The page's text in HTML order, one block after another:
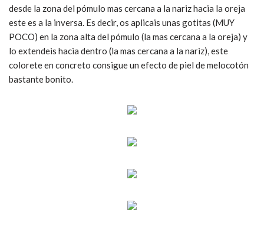
desde la zona del pómulo mas cercana a la nariz hacia la oreja
este es a la inversa. Es decir, os aplicais unas gotitas (MUY
POCO) en la zona alta del pómulo (la mas cercana a la oreja) y
lo extendeis hacia dentro (la mas cercana a la nariz), este
colorete en concreto consigue un efecto de piel de melocotón
bastante bonito.